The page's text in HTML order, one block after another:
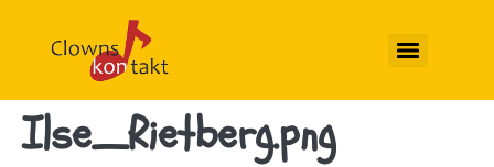
Ilse_Rietberg.png